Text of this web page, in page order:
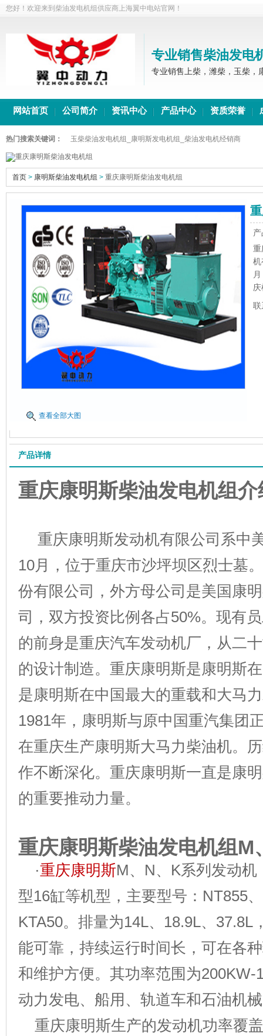
您好！欢迎来到柴油发电机组供应商上海翼中电站官网！
专业销售柴油发电
专业销售上柴，潍柴，玉柴，
网站首页 公司简介 资讯中心 产品中心 资质荣誉
热门搜索关键词： 玉柴柴油发电机组_康明斯发电机组_柴油发电机经销商
首页 > 康明斯柴油发电机组 > 重庆康明斯柴油发电机组
查看全部大图
机
联
产品详情
重庆康明斯柴油发电机组介
重庆康明斯发动机有限公司系中
10月，位于重庆市沙坪坝区烈士墓
份有限公司，外方母公司是美国康
司，双方投资比例各占50%。现有
的前身是重庆汽车发动机厂，从二
的设计制造。重庆康明斯是康明斯
是康明斯在中国最大的重载和大马
1981年，康明斯与原中国重汽集团
在重庆生产康明斯大马力柴油机。
作不断深化。重庆康明斯一直是康
的重要推动力量。
重庆康明斯柴油发电机组 M
·重庆康明斯M、N、K系列发动机
型16缸等机型， 主要型号：NT855
KTA50。排量为14L、18.9L、37.8L
能可靠，持续运行时间长，可在各
和维护方便。其功率范围为
动力发电、船用、轨道车和石油机
重庆康明斯生产的发动机功率覆